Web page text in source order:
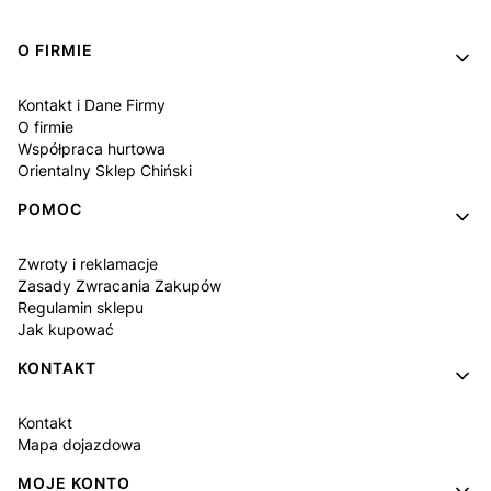
Linki w stopce
O FIRMIE
Kontakt i Dane Firmy
O firmie
Współpraca hurtowa
Orientalny Sklep Chiński
POMOC
Zwroty i reklamacje
Zasady Zwracania Zakupów
Regulamin sklepu
Jak kupować
KONTAKT
Kontakt
Mapa dojazdowa
MOJE KONTO